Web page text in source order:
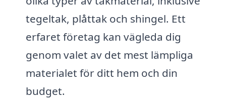
tegeltak, plåttak och shingel. Ett
erfaret företag kan vägleda dig
genom valet av det mest lämpliga
materialet för ditt hem och din
budget.